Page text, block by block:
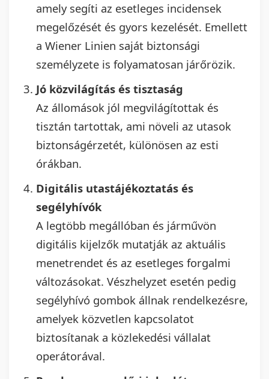
amely segíti az esetleges incidensek
megelőzését és gyors kezelését. Emellett
a Wiener Linien saját biztonsági
személyzete is folyamatosan járőrözik.
Jó közvilágítás és tisztaság
Az állomások jól megvilágítottak és
tisztán tartottak, ami növeli az utasok
biztonságérzetét, különösen az esti
órákban.
Digitális utastájékoztatás és
segélyhívók
A legtöbb megállóban és járművön
digitális kijelzők mutatják az aktuális
menetrendet és az esetleges forgalmi
változásokat. Vészhelyzet esetén pedig
segélyhívó gombok állnak rendelkezésre,
amelyek közvetlen kapcsolatot
biztosítanak a közlekedési vállalat
operátorával.